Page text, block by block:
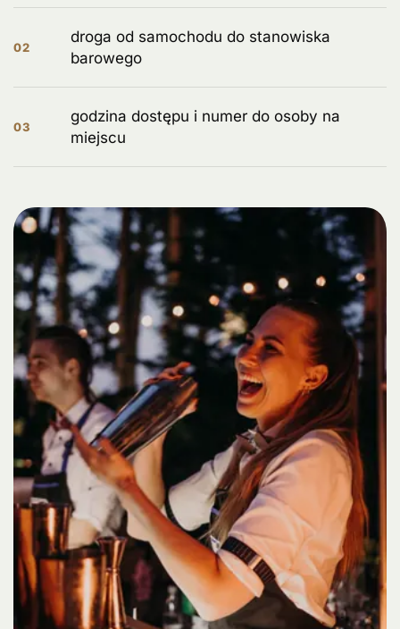
02
droga od samochodu do stanowiska
barowego
03
godzina dostępu i numer do osoby na
miejscu